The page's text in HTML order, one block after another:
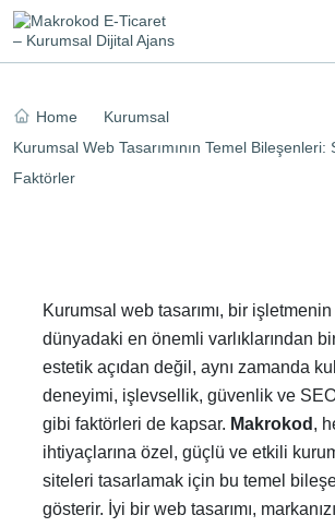
Skip
content
Home
Kurumsal
Kurumsal Web Tasarımının Temel Bileşenleri:
Faktörler
Kurumsal web tasarımı, bir işletmenin
dünyadaki en önemli varlıklarından
estetik açıdan değil, aynı zamanda
deneyimi, işlevsellik, güvenlik ve
gibi faktörleri de kapsar. Makrokod ,
ihtiyaçlarına özel, güçlü ve etkili
siteleri tasarlamak için bu temel
gösterir. İyi bir web tasarımı,